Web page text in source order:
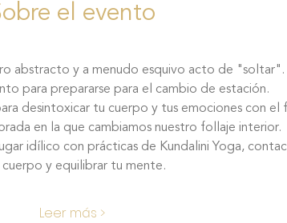
el evento
abstracto y a menudo esquivo acto de "soltar".
para prepararse para el cambio de estación.
en la que cambiamos nuestro follaje interior.
y equilibrar tu mente.
Leer más >